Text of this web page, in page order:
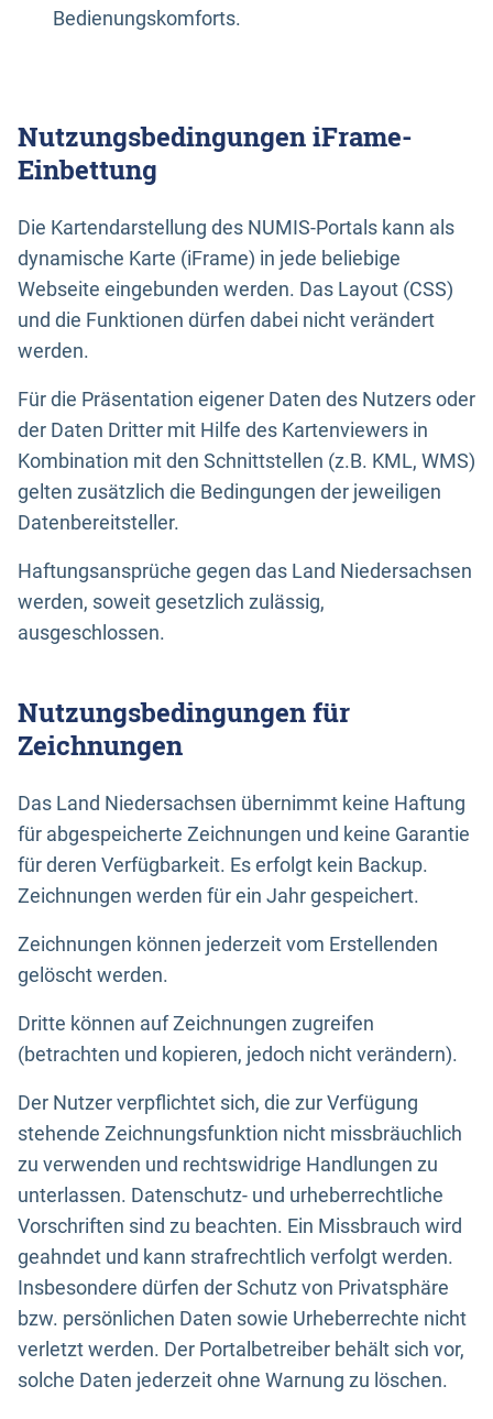
Bedienungskomforts.
Nutzungsbedingungen iFrame-
Einbettung
Die Kartendarstellung des NUMIS-Portals kann als
dynamische Karte (iFrame) in jede beliebige
Webseite eingebunden werden. Das Layout (CSS)
und die Funktionen dürfen dabei nicht verändert
werden.
Für die Präsentation eigener Daten des Nutzers oder
der Daten Dritter mit Hilfe des Kartenviewers in
Kombination mit den Schnittstellen (z.B. KML, WMS)
gelten zusätzlich die Bedingungen der jeweiligen
Datenbereitsteller.
Haftungsansprüche gegen das Land Niedersachsen
werden, soweit gesetzlich zulässig,
ausgeschlossen.
Nutzungsbedingungen für
Zeichnungen
Das Land Niedersachsen übernimmt keine Haftung
für abgespeicherte Zeichnungen und keine Garantie
für deren Verfügbarkeit. Es erfolgt kein Backup.
Zeichnungen werden für ein Jahr gespeichert.
Zeichnungen können jederzeit vom Erstellenden
gelöscht werden.
Dritte können auf Zeichnungen zugreifen
(betrachten und kopieren, jedoch nicht verändern).
Der Nutzer verpflichtet sich, die zur Verfügung
stehende Zeichnungsfunktion nicht missbräuchlich
zu verwenden und rechtswidrige Handlungen zu
unterlassen. Datenschutz- und urheberrechtliche
Vorschriften sind zu beachten. Ein Missbrauch wird
geahndet und kann strafrechtlich verfolgt werden.
Insbesondere dürfen der Schutz von Privatsphäre
bzw. persönlichen Daten sowie Urheberrechte nicht
verletzt werden. Der Portalbetreiber behält sich vor,
solche Daten jederzeit ohne Warnung zu löschen.